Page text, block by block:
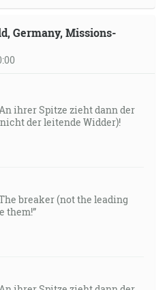
Germany, Missions-
ihrer Spitze zieht dann der
der leitende Widder)!
breaker (not the leading
them!”